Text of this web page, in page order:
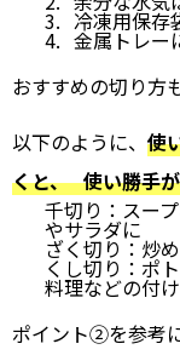
冷凍用保存
金属トレー
おすすめの切り方
以下のように、 使
くと、 使い勝手
千切り：スー
やサラダに
ざく切り：炒
くし切り：ポ
料理などの付
ポイント②を参考